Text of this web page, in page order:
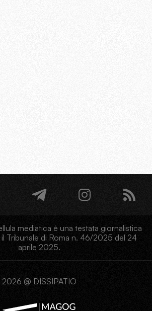
mediatica è una testata giornalistica
Tribunale di Roma n. 46/2025 del 24
aprile 2025.
2026 @ DISSIPATIO